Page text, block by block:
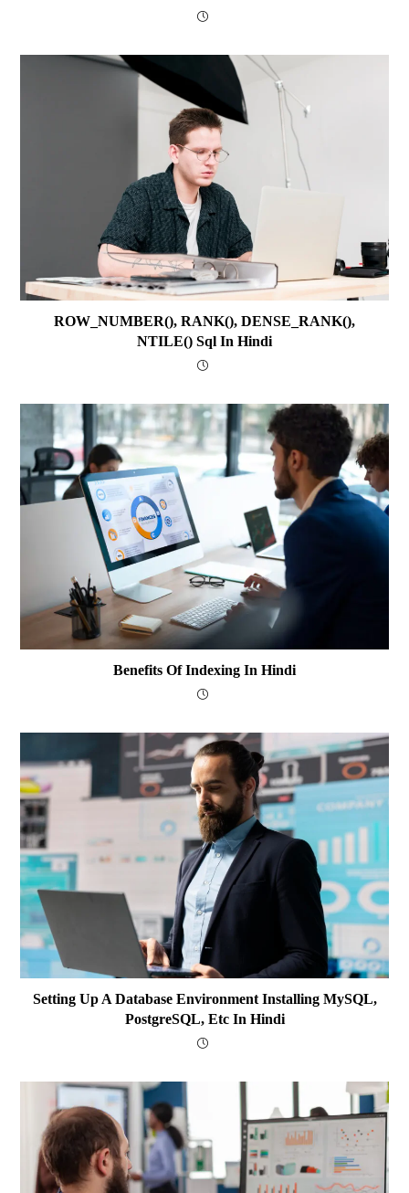
ROW_NUMBER(), RANK(), DENSE_RANK(),
NTILE() Sql In Hindi
Benefits Of Indexing In Hindi
Setting Up A Database Environment Installing MySQL,
PostgreSQL, Etc In Hindi